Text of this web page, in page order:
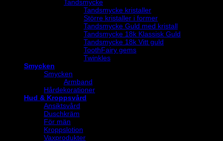
Tandsmycke
Tandsmycke kristaller
Större kristaller i former
Tandsmycke Guld med kristall
Tandsmycke 18k Klassisk Guld
Tandsmycke 18k Vitt guld
ToothFairy gems
Twinkles
Smycken
Smycken
Armband
Hårdekorationer
Hud & Kroppsvård
Ansiktsvård
Duschkräm
För män
Kroppslotion
Vaxprodukter